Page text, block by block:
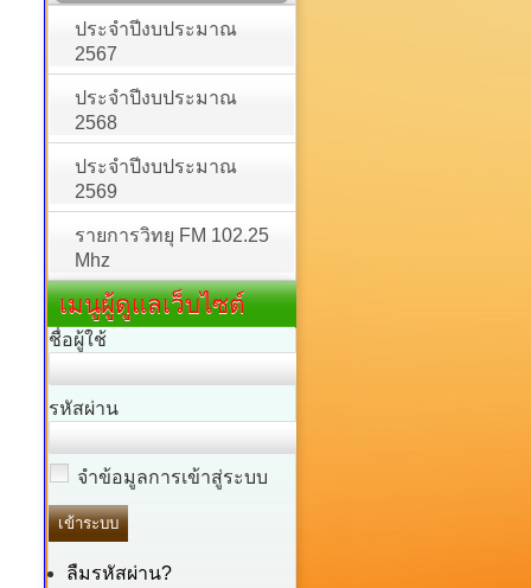
ประจำปีงบประมาณ
2567
ประจำปีงบประมาณ
2568
ประจำปีงบประมาณ
2569
รายการวิทยุ FM 102.25
Mhz
เมนูผู้ดูแลเว็บไซต์
ชื่อผู้ใช้
รหัสผ่าน
จำข้อมูลการเข้าสู่ระบบ
ลืมรหัสผ่าน?